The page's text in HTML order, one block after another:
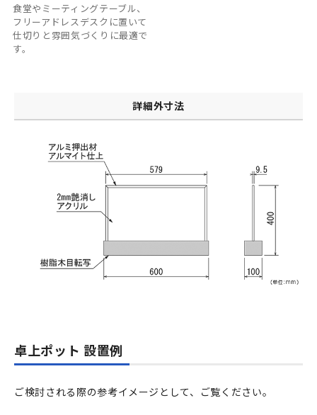
食堂やミーティングテーブル、
フリーアドレスデスクに置いて
仕切りと雰囲気づくりに最適で
す。
詳細外寸法
卓上ポット 設置例
ご検討される際の参考イメージとして、ご覧ください。